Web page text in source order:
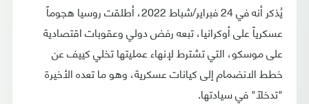
يُذكر أنه في 24 فبراير/شباط 2022، أطلقت روسيا هجوماً
عسكرياً على أوكرانيا، تبعه رفض دولي وعقوبات اقتصادية
على موسكو، التي تشترط لإنهاء عمليتها تخلي كييف عن
خطط الانضمام إلى كيانات عسكرية، وهو ما تعده الأخيرة
"تدخلاً" في سيادتها.